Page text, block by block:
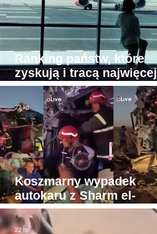
Ranking państw, które
zyskują i tracą najwięcej
turystów. Na przeciwnych
biegunach Egipt i
Koszmarny wypadek
autokaru z Sharm el-
Sheikh do Gizy. Turyści
byli w drodze do Piramid
22 lip
22 lip